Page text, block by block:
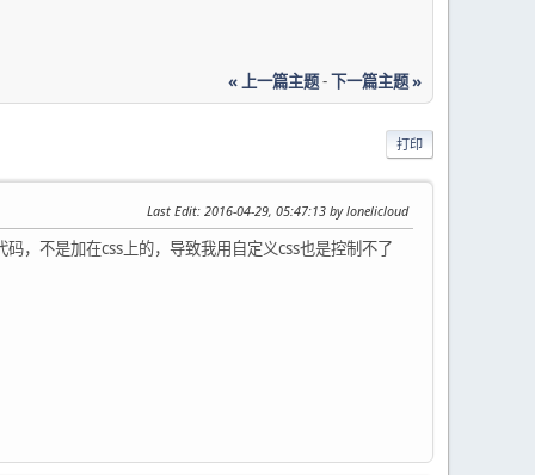
« 上一篇主题-下一篇主题 »
打印
Last Edit: 2016-04-29, 05:47:13 by lonelicloud
，不是加在css上的，导致我用自定义css也是控制不了